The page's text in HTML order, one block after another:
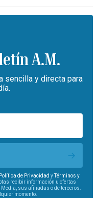
A.M.
sencilla y directa para
Política de Privacidad y
Términos y
recibir información u ofertas
sus afiliadas o de terceros.
momento.